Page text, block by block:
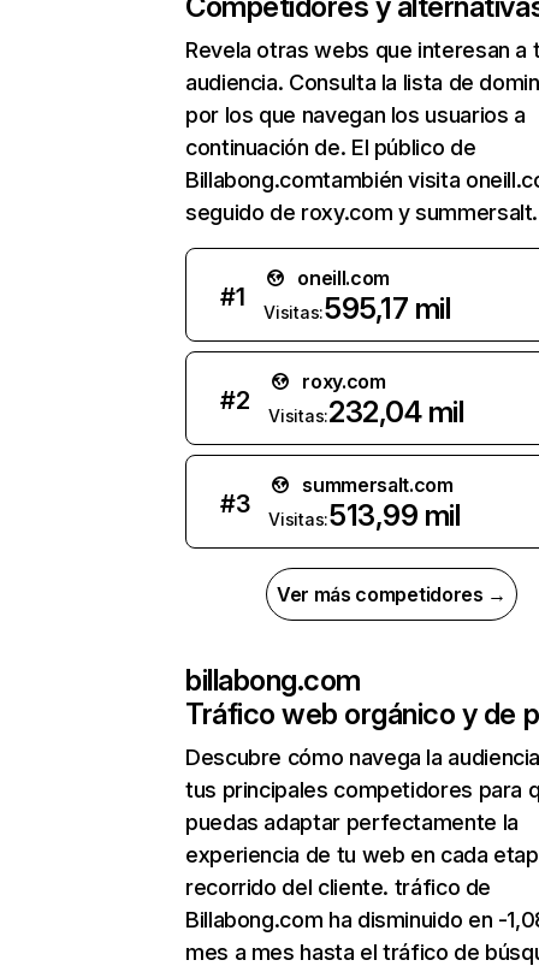
Revela otras webs que interesan a
audiencia. Consulta la lista de
por los que navegan los usuarios a
continuación de. El público de
Billabong.comtambién visita
seguido de roxy.com y
#1
oneill.com
Visitas:595,17 mil
#2
roxy.com
Visitas:232,04 mil
#3
summersalt.com
Visitas:513,99 mil
Ver más competidores →
billabong.com
Tráfico web orgánico y de
Descubre cómo navega la
tus principales competidores para
puedas adaptar perfectamente la
experiencia de tu web en cada
recorrido del cliente. tráfico de
Billabong.com ha disminuido en -
mes a mes hasta el tráfico de